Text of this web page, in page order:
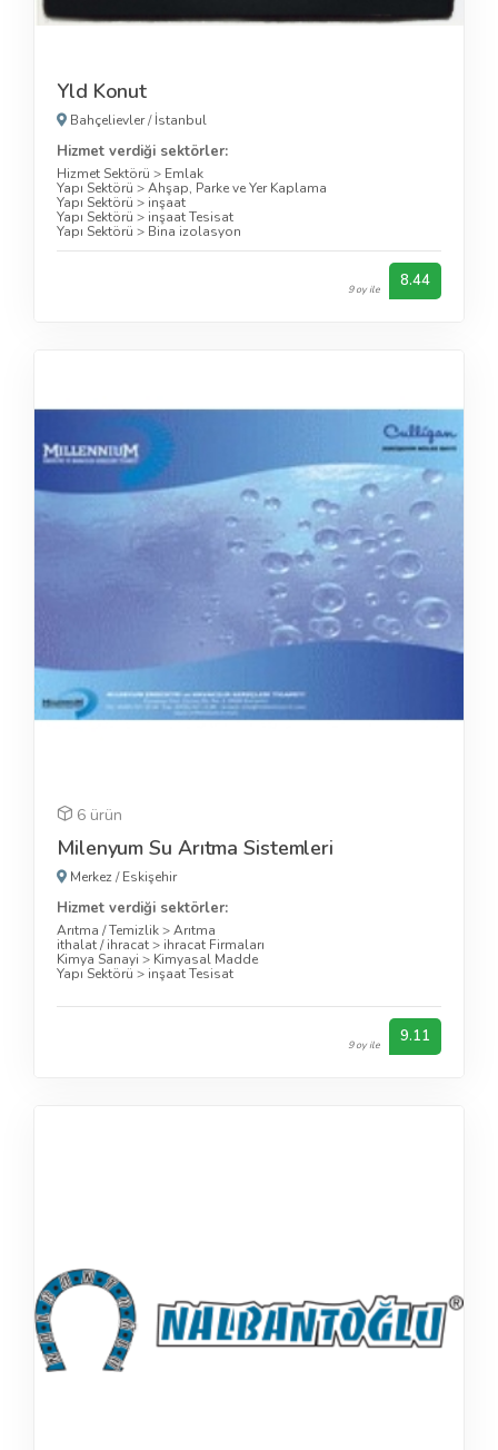
Yld Konut
Bahçelievler/İstanbul
Hizmet verdiği sektörler:
Hizmet Sektörü > Emlak
Yapı Sektörü >Ahşap, Parke ve Yer Kaplama
Yapı Sektörü > inşaat
Yapı Sektörü > inşaat Tesisat
Yapı Sektörü > Bina izolasyon
9 oy ile 8.44
6 ürün
Milenyum Su Arıtma Sistemleri
Merkez/Eskişehir
Hizmet verdiği sektörler:
Arıtma / Temizlik>Arıtma
ithalat / ihracat> ihracat Firmaları
Kimya Sanayi > Kimyasal Madde
Yapı Sektörü > inşaat Tesisat
9 oy ile 9.11